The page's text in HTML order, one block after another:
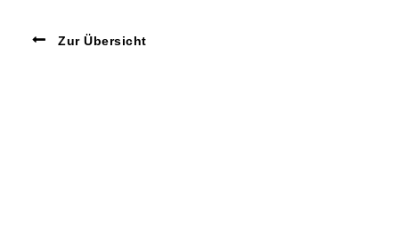
Zur Übersicht